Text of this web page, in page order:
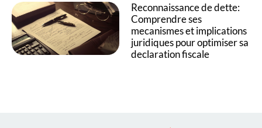
Reconnaissance de dette:
Comprendre ses
mecanismes et implications
juridiques pour optimiser sa
declaration fiscale